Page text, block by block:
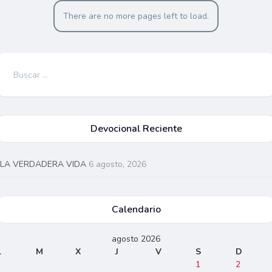
There are no more pages left to load.
Buscar:
Devocional Reciente
LA VERDADERA VIDA 6 agosto, 2026
Calendario
agosto 2026
M X J V S
D
1
2